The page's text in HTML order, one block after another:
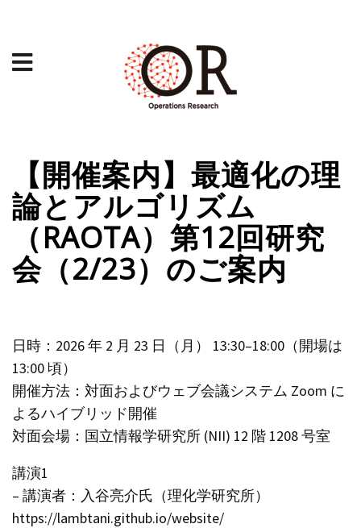
【開催案内】最適化の理
論とアルゴリズム
（RAOTA）第12回研究
会（2/23）のご案内
日時：2026 年 2 月 23 日（月） 13:30–18:00（開場は
13:00 頃）
開催方法：対面およびウェブ会議システム Zoom に
よるハイブリッド開催
対面会場：国立情報学研究所 (NII) 12 階 1208 号室
講演1
– 講演者：入谷亮介氏（理化学研究所）
https://lambtani.github.io/website/